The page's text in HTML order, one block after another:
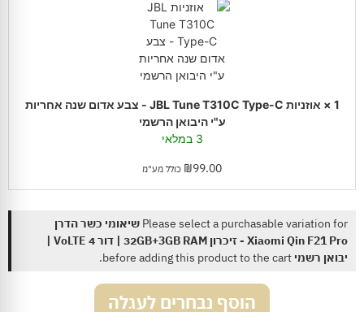
T310C
Type-
C
-
צבע
אדום
שנה
ע"י
היבואן
הרשמי
1
×
אוזניות JBL Tune T310C Type-C - צבע אדום שנה אחריות
ע"י היבואן הרשמי
3 במלאי
₪99.00 כולל מע"מ
Please select a purchasable variation for שיאומי כשר הדרן
Xiaomi Qin F21 Pro - זיכרון 32GB+3GB RAM | דור 4 VoLTE |
יבואן רשמי
הוסף נבחרים לעגלה